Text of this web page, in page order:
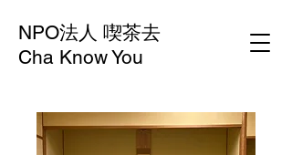
NPO法人 喫茶去
Cha Know You